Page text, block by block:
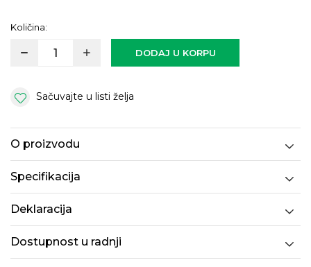
Količina:
DODAJ U KORPU
Sačuvajte u listi želja
O proizvodu
Specifikacija
Deklaracija
Dostupnost u radnji